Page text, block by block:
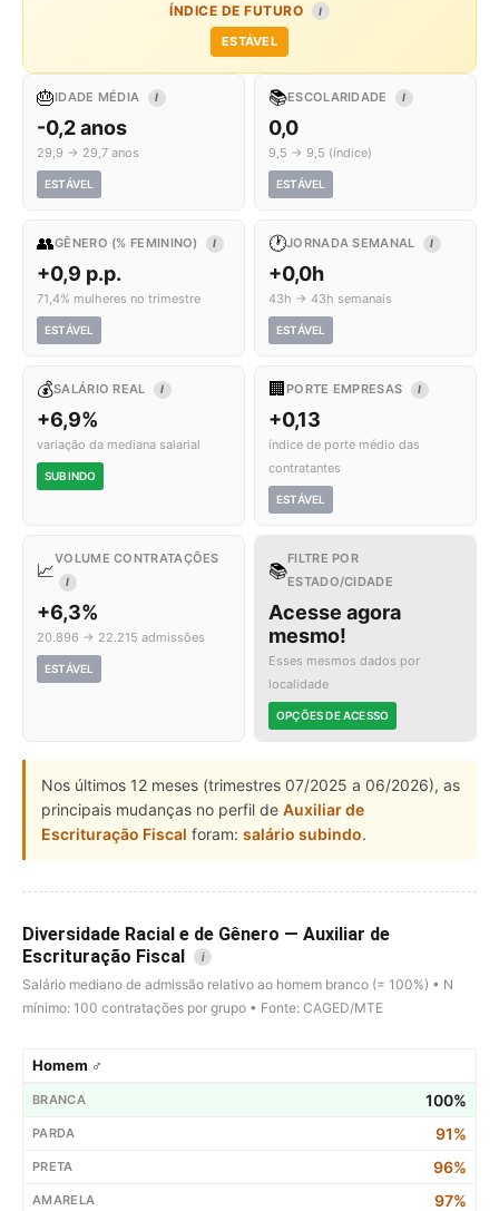
ÍNDICE DE FUTURO I
ESTÁVEL
🎂IDADE MÉDIA I
-0,2 anos
29,9 → 29,7 anos
ESTÁVEL
📚ESCOLARIDADE I
0,0
9,5 → 9,5 (índice)
ESTÁVEL
👥GÊNERO (% FEMININO) I
+0,9 p.p.
71,4% mulheres no trimestre
ESTÁVEL
🕐JORNADA SEMANAL I
+0,0h
43h → 43h semanais
ESTÁVEL
💰SALÁRIO REAL I
+6,9%
variação da mediana salarial
SUBINDO
🏢 PORTE EMPRESAS I
+0,13
índice de porte médio das
contratantes
ESTÁVEL
📈
VOLUME CONTRATAÇÕES
I
+6,3%
20.896 → 22.215 admissões
ESTÁVEL
📚
FILTRE POR
ESTADO/CIDADE
Acesse agora
mesmo!
Esses mesmos dados por
localidade
OPÇÕES DE ACESSO
Nos últimos 12 meses (trimestres 07/2025 a 06/2026), as
principais mudanças no perfil de Auxiliar de
Escrituração Fiscal foram: salário subindo.
Diversidade Racial e de Gênero — Auxiliar de
Escrituração Fiscal
i
Salário mediano de admissão relativo ao homem branco (= 100%) • N
mínimo: 100 contratações por grupo • Fonte: CAGED/MTE
Homem ♂
100%
91%
96%
97%